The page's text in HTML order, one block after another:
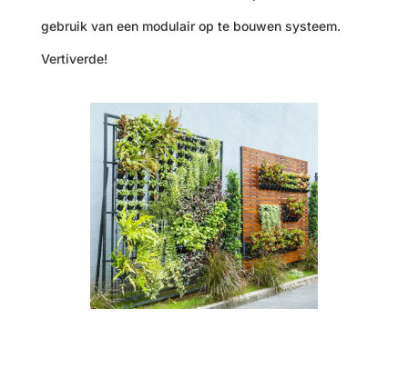
gebruik van een modulair op te bouwen systeem.
Vertiverde!